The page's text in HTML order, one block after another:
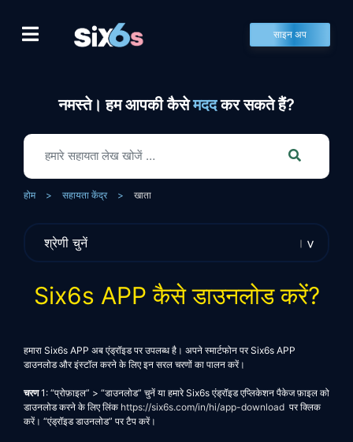
content
साइन अप
नमस्ते। हम आपकी कैसेमददकर सकते हैं?
होम > सहायता केंद्र > खाता
Six6s APP कैसे डाउनलोड करें?
हमारा Six6s APP अब एंड्रॉइड पर उपलब्ध है। अपने स्मार्टफोन परSix6s APP
डाउनलोड और इंस्टॉल करने के लिए इन सरल चरणों का पालन करें।
चरण1: “प्रोफ़ाइल” > “डाउनलोड” चुनें या हमारेSix6s एंड्रॉइड एप्लिकेशन पैकेज फ़ाइल को
डाउनलोड करने के लिए लिंक https://six6s.com/in/hi/app-download पर क्लिक
करें। “एंड्रॉइड डाउनलोड” पर टैप करें।